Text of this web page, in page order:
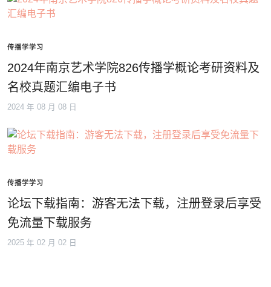
传播学学习
2024年南京艺术学院826传播学概论考研资料及
名校真题汇编电子书
2024 年 08 月 08 日
传播学学习
论坛下载指南：游客无法下载，注册登录后享受
免流量下载服务
2025 年 02 月 02 日